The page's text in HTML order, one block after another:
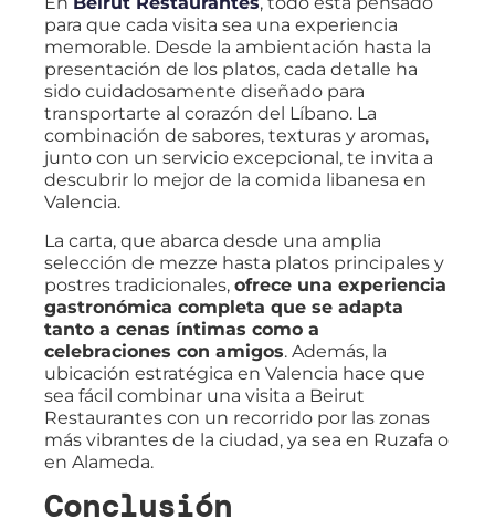
para que cada visita sea una experiencia
memorable. Desde la ambientación hasta la
presentación de los platos, cada detalle ha
sido cuidadosamente diseñado para
transportarte al corazón del Líbano. La
combinación de sabores, texturas y aromas,
junto con un servicio excepcional, te invita a
descubrir lo mejor de la comida libanesa en
Valencia.
La carta, que abarca desde una amplia
selección de mezze hasta platos principales y
postres tradicionales, ofrece una experiencia
gastronómica completa que se adapta
tanto a cenas íntimas como a
celebraciones con amigos. Además, la
ubicación estratégica en Valencia hace que
sea fácil combinar una visita a Beirut
Restaurantes con un recorrido por las zonas
más vibrantes de la ciudad, ya sea en Ruzafa o
en Alameda.
Conclusión